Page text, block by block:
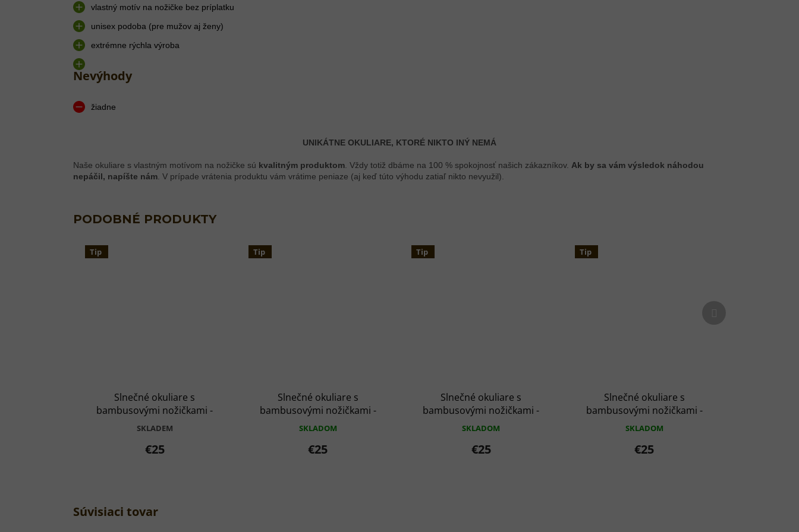
Súvisiaci tovar
vlastný motív na nožičke bez príplatku
unisex podoba (pre mužov aj ženy)
extrémne rýchla výroba
Nevýhody
žiadne
UNIKÁTNE OKULIARE, KTORÉ NIKTO INÝ NEMÁ
Naše okuliare s vlastným motívom na nožičke sú kvalitným produktom. Vždy totiž dbáme na 100 % spokojnosť našich zákazníkov. Ak by sa vám výsledok náhodou
nepáčil, napíšte nám. V prípade vrátenia produktu vám vrátime peniaze (aj keď túto výhodu zatiaľ nikto nevyužil).
Tip
Slnečné okuliare s
bambusovými nožičkami -
Čierny rámček so šedými
SKLADEM
€25
Tip
Slnečné okuliare s
bambusovými nožičkami -
Čajový rámček s čajovými
SKLADOM
€25
Tip
Slnečné okuliare s
bambusovými nožičkami -
Čajový rámček so vzormi
SKLADOM
€25
Tip
Slnečné okuliare s
bambusovými nožičkami -
Leopardí rámček s čajovými
SKLADOM
€25